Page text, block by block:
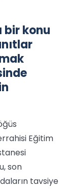
bir konu
Eğitim
son
tavsiye